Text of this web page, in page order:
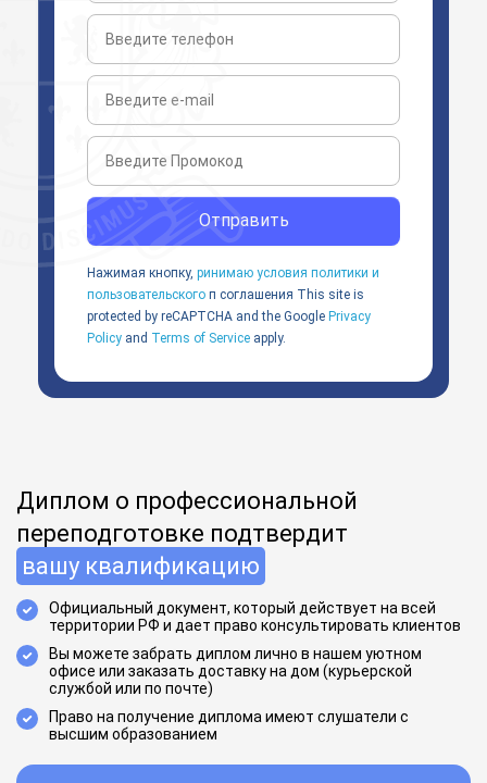
Отправить
Нажимая кнопку, ринимаю условия политики и
пользовательского п соглашения This site is
protected by reCAPTCHA and the Google Privacy
Policy and Terms of Service apply.
Диплом о профессиональной
переподготовке подтвердит
вашу квалификацию
Официальный документ, который действует на всей
территории РФ и дает право консультировать клиентов
Вы можете забрать диплом лично в нашем уютном
офисе или заказать доставку на дом (курьерской
службой или по почте)
Право на получение диплома имеют слушатели с
высшим образованием